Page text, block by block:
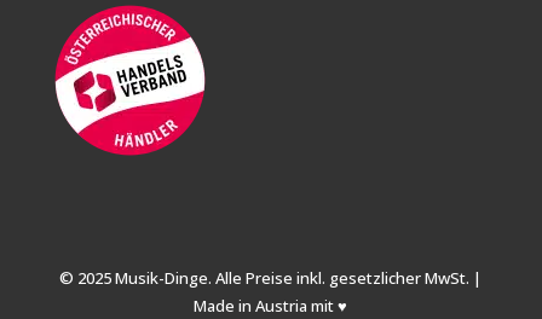
© 2025 Musik-Dinge. Alle Preise inkl. gesetzlicher MwSt. |
Made in Austria mit ♥